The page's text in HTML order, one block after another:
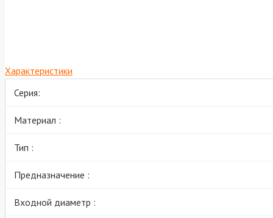
Характеристики
Серия:
Материал :
Тип :
Предназначение :
Входной диаметр :